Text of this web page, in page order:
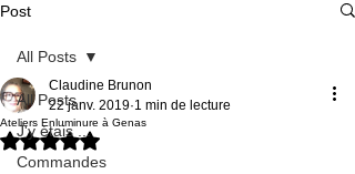
Post
All Posts
J'y étais ...
Commandes
All Posts
Ateliers Enluminure à Genas
Claudine Brunon
22 janv. 2019 1 min de lecture
Noté NaN étoiles sur 5.